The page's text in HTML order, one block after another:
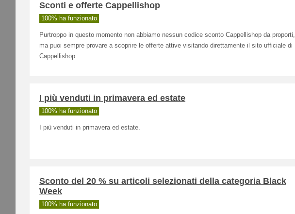
Sconti e offerte Cappellishop
100% ha funzionato
Purtroppo in questo momento non abbiamo nessun codice sconto Cappellishop da proporti,
ma puoi sempre provare a scoprire le offerte attive visitando direttamente il sito ufficiale di
Cappellishop.
I più venduti in primavera ed estate
100% ha funzionato
I più venduti in primavera ed estate.
Sconto del 20 % su articoli selezionati della categoria Black
Week
100% ha funzionato